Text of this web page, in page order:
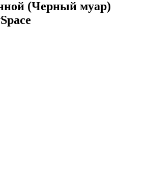
(Черный муар)